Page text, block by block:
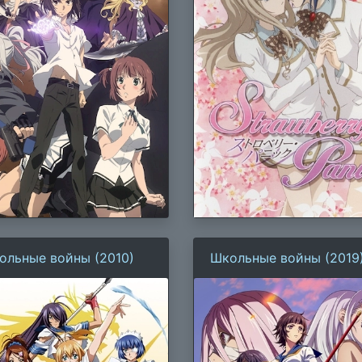
войны (2010) Школьные войны